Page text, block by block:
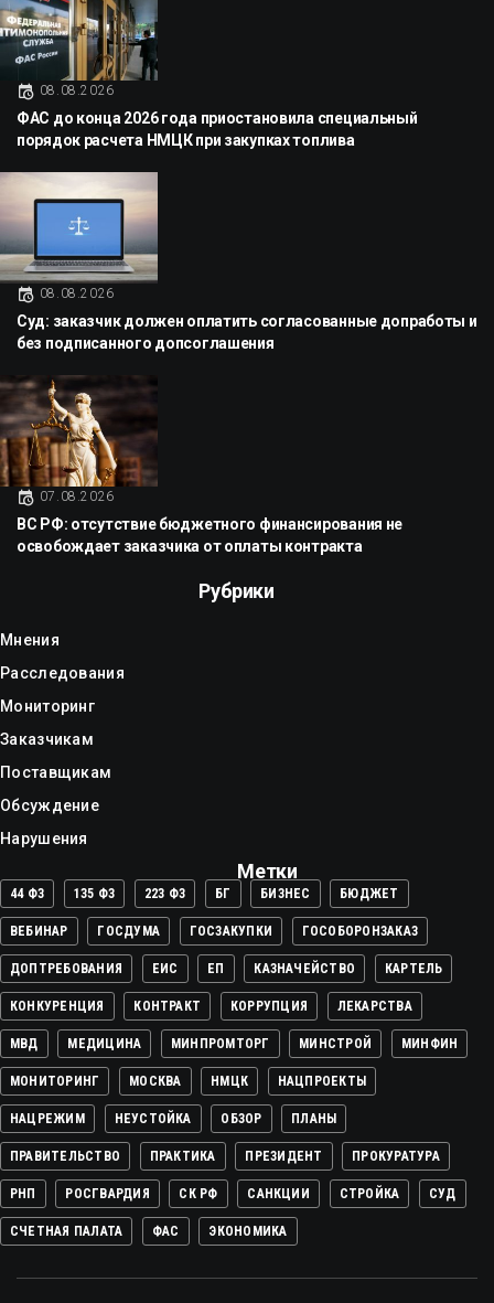
08.08.2026
ФАС до конца 2026 года приостановила специальный
порядок расчета НМЦК при закупках топлива
08.08.2026
Суд: заказчик должен оплатить согласованные допработы и
без подписанного допсоглашения
07.08.2026
ВС РФ: отсутствие бюджетного финансирования не
освобождает заказчика от оплаты контракта
Рубрики
Мнения
Расследования
Мониторинг
Заказчикам
Поставщикам
Обсуждение
Нарушения
Метки
44 ФЗ 135 ФЗ 223 ФЗ БГ БИЗНЕС БЮДЖЕТ
ВЕБИНАР ГОСДУМА ГОСЗАКУПКИ ГОСОБОРОНЗАКАЗ
ДОПТРЕБОВАНИЯ ЕИС ЕП КАЗНАЧЕЙСТВО КАРТЕЛЬ
КОНКУРЕНЦИЯ КОНТРАКТ КОРРУПЦИЯ ЛЕКАРСТВА
МВД МЕДИЦИНА МИНПРОМТОРГ МИНСТРОЙ МИНФИН
МОНИТОРИНГ МОСКВА НМЦК НАЦПРОЕКТЫ
НАЦРЕЖИМ НЕУСТОЙКА ОБЗОР ПЛАНЫ
ПРАВИТЕЛЬСТВО ПРАКТИКА ПРЕЗИДЕНТ ПРОКУРАТУРА
РНП РОСГВАРДИЯ СК РФ САНКЦИИ СТРОЙКА СУД
СЧЕТНАЯ ПАЛАТА ФАС ЭКОНОМИКА